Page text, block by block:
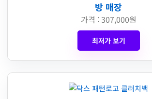
방 매장
가격 : 307,000원
최저가 보기